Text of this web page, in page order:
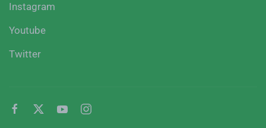
Instagram
Youtube
Twitter